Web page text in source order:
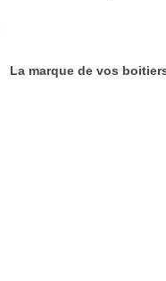
La marque de vos